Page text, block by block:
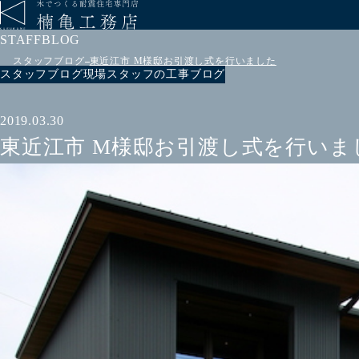
STAFFBLOG
スタッフブログ 東近江市 M様邸お引渡し式を行いました
スタッフブログ現場スタッフの工事ブログ
2019.03.30
東近江市 M様邸お引渡し式を行いま